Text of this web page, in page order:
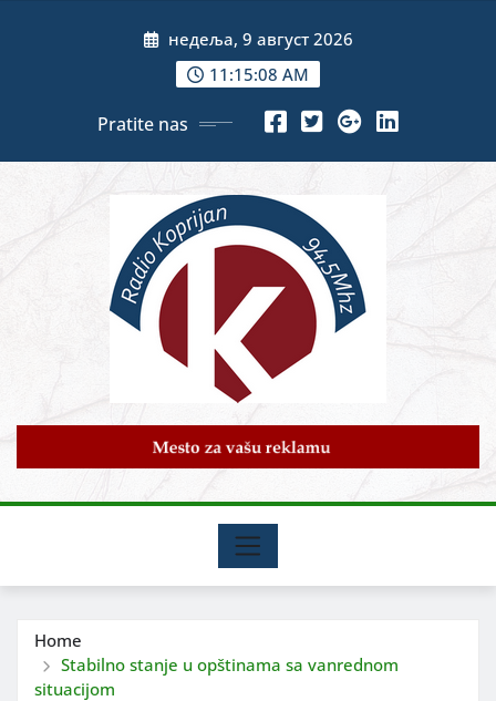
недеља, 9 август 2026
11:15:10 AM
Pratite nas
Home
Stabilno stanje u opštinama sa vanrednom
situacijom